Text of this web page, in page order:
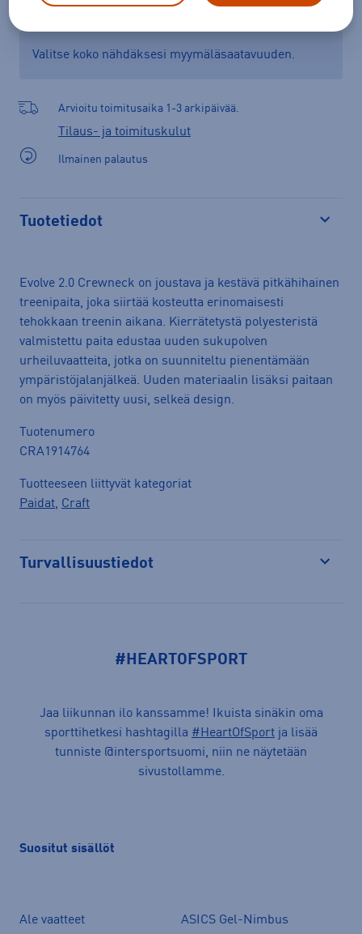
Verkkokauppa: Ei saatavilla Myymälät: Saatavilla
Valitse koko nähdäksesi myymäläsaatavuuden.
Arvioitu toimitusaika 1-3 arkipäivää.
Tilaus- ja toimituskulut
Ilmainen palautus
Tuotetiedot
Evolve 2.0 Crewneck on joustava ja kestävä pitkähihainen
treenipaita, joka siirtää kosteutta erinomaisesti
tehokkaan treenin aikana. Kierrätetystä polyesteristä
valmistettu paita edustaa uuden sukupolven
urheiluvaatteita, jotka on suunniteltu pienentämään
ympäristöjalanjälkeä. Uuden materiaalin lisäksi paitaan
on myös päivitetty uusi, selkeä design.
Tuotenumero
CRA1914764
Tuotteeseen liittyvät kategoriat
Paidat, Craft
Turvallisuustiedot
#HEARTOFSPORT
Jaa liikunnan ilo kanssamme! Ikuista sinäkin oma
sporttihetkesi hashtagilla #HeartOfSport ja lisää
tunniste @intersportsuomi, niin ne näytetään
sivustollamme.
Suositut sisällöt
Ale vaatteet ASICS Gel-Nimbus